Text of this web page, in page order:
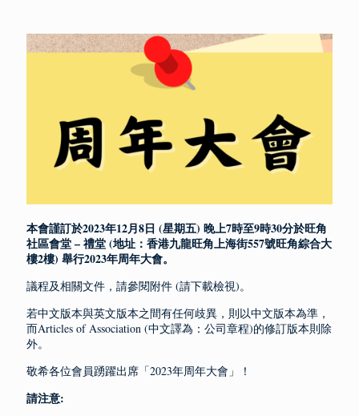
本會謹訂於2023年12月8日 (星期五) 晚上7時至9時30分於旺角
社區會堂 – 禮堂 (地址：香港九龍旺角上海街557號旺角綜合大
樓2樓) 舉行2023年周年大會。
議程及相關文件，請參閱附件 (請下載檢視)。
若中文版本與英文版本之間有任何歧異，則以中文版本為準，
而Articles of Association (中文譯為：公司章程)的修訂版本則除
外。
敬希各位會員踴躍出席「2023年周年大會」！
請注意: